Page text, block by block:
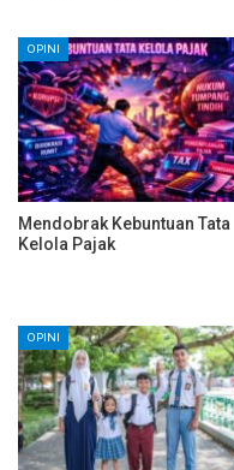
OPINI
Mendobrak Kebuntuan Tata
Kelola Pajak
OPINI